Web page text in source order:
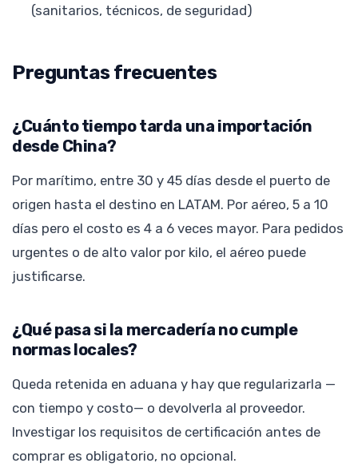
(sanitarios, técnicos, de seguridad)
Preguntas frecuentes
¿Cuánto tiempo tarda una importación
desde China?
Por marítimo, entre 30 y 45 días desde el puerto de
origen hasta el destino en LATAM. Por aéreo, 5 a 10
días pero el costo es 4 a 6 veces mayor. Para pedidos
urgentes o de alto valor por kilo, el aéreo puede
justificarse.
¿Qué pasa si la mercadería no cumple
normas locales?
Queda retenida en aduana y hay que regularizarla —
con tiempo y costo— o devolverla al proveedor.
Investigar los requisitos de certificación antes de
comprar es obligatorio, no opcional.